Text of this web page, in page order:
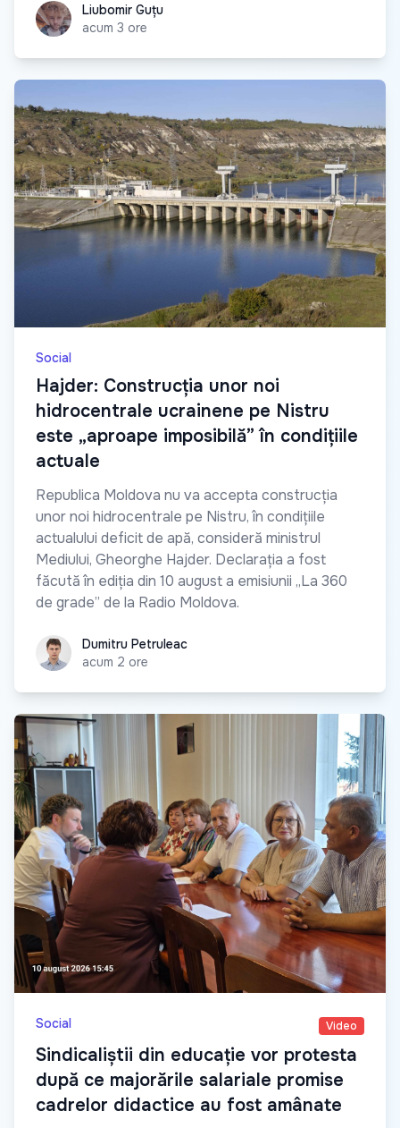
Liubomir Guțu
Liubomir Guțu
acum 3 ore
Social
Hajder: Construcția unor noi
hidrocentrale ucrainene pe Nistru
este „aproape imposibilă” în condițiile
actuale
Republica Moldova nu va accepta construcția
unor noi hidrocentrale pe Nistru, în condițiile
actualului deficit de apă, consideră ministrul
Mediului, Gheorghe Hajder. Declarația a fost
făcută în ediția din 10 august a emisiunii „La 360
de grade” de la Radio Moldova.
Dumitru Petruleac
Dumitru Petruleac
acum 2 ore
Social Video
Sindicaliștii din educație vor protesta
după ce majorările salariale promise
cadrelor didactice au fost amânate